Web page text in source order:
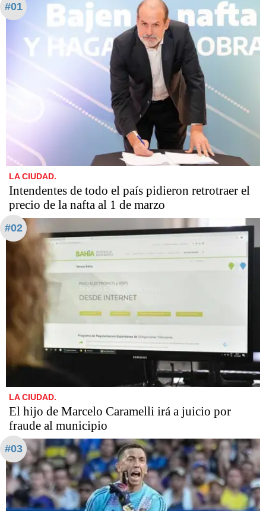
#01
LA CIUDAD.
Intendentes de todo el país pidieron retrotraer el
precio de la nafta al 1 de marzo
#02
LA CIUDAD.
​​​​​El hijo de Marcelo Caramelli irá a juicio por
fraude al municipio
#03